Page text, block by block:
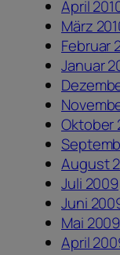
April
März
Februar
Januar
Oktober
August
Juli 2009
Juni
Mai 2009
April